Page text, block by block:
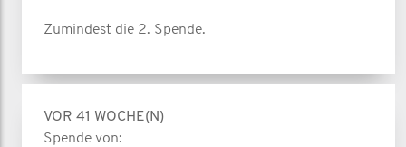
Zumindest die 2. Spende.
VOR 41 WOCHE(N)
Spende von: